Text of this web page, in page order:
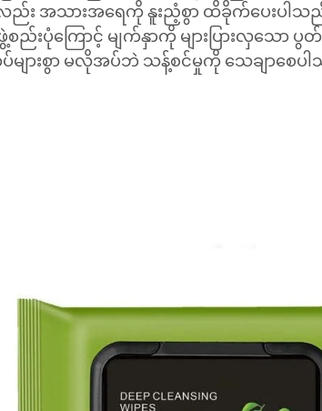
ည်း အသားအရေကို နူးညံ့စွာ ထိခိုက်ပေးပါ
စည်းပုံကြောင့် မျက်နှာကို များပြားလှသေ
များစွာ မလိုအပ်ဘဲ သန့်စင်မှုကို သေချာစေပ